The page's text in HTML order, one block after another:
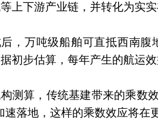
上下游产业链，并转化为实实
，万吨级船舶可直抵西南
初步估算，每年产生的航运效
测算，传统基建带来的乘数
速落地，这样的乘数效应将